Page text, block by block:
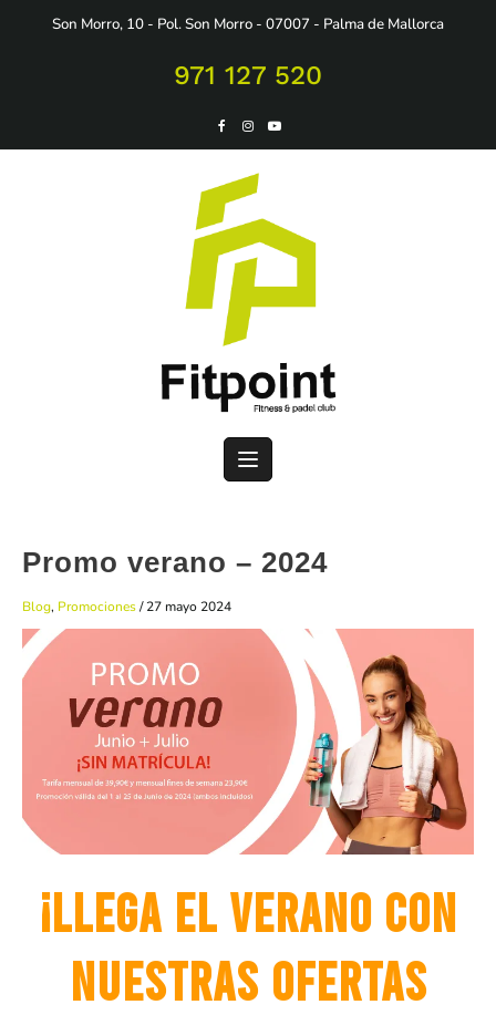
Son Morro, 10 - Pol. Son Morro - 07007 - Palma de Mallorca
971 127 520
Promo verano – 2024
Blog, Promociones/27 mayo 2024
¡LLega el verano con
nuestras ofertas